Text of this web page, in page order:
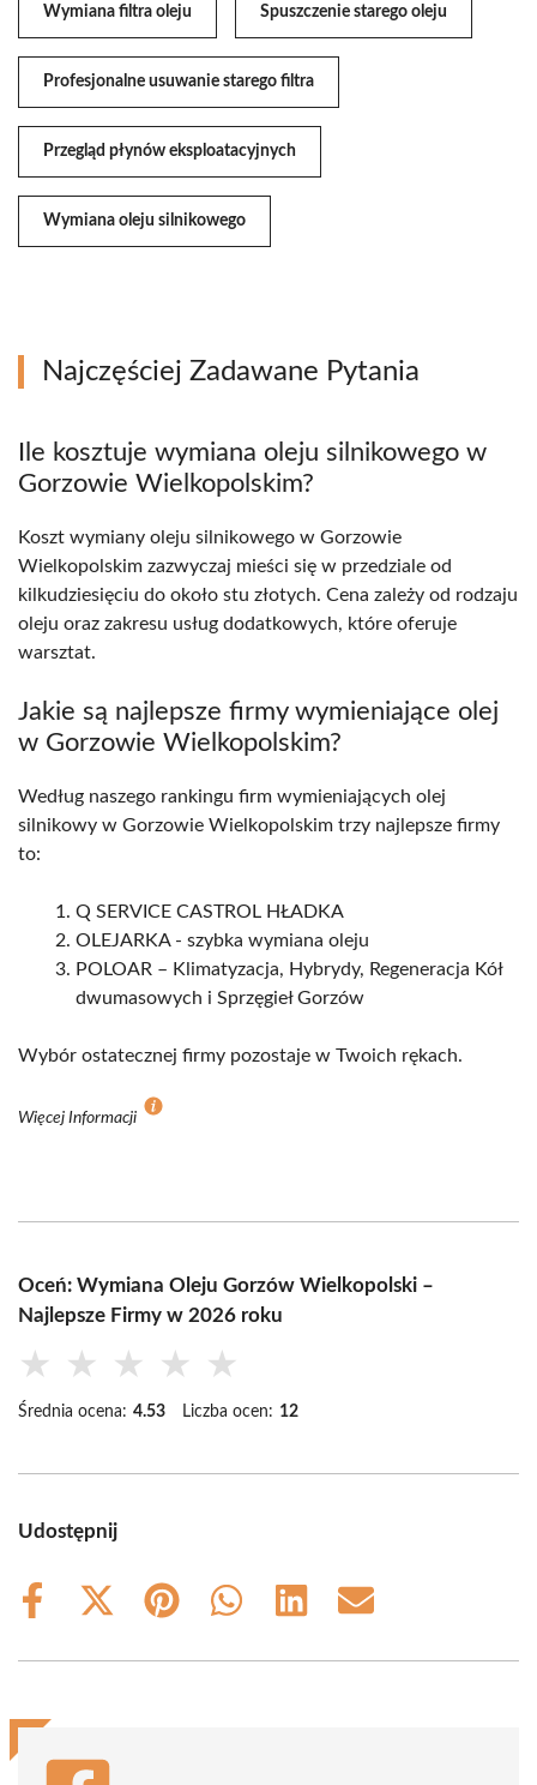
Wymiana filtra oleju Spuszczenie starego oleju
Profesjonalne usuwanie starego filtra
Przegląd płynów eksploatacyjnych
Wymiana oleju silnikowego
Najczęściej Zadawane Pytania
Ile kosztuje wymiana oleju silnikowego w
Gorzowie Wielkopolskim?
Koszt wymiany oleju silnikowego w Gorzowie
Wielkopolskim zazwyczaj mieści się w przedziale od
kilkudziesięciu do około stu złotych. Cena zależy od rodzaju
oleju oraz zakresu usług dodatkowych, które oferuje
warsztat.
Jakie są najlepsze firmy wymieniające olej
w Gorzowie Wielkopolskim?
Według naszego rankingu firm wymieniających olej
silnikowy w Gorzowie Wielkopolskim trzy najlepsze firmy
to:
Q SERVICE CASTROL HŁADKA
OLEJARKA - szybka wymiana oleju
POLOAR – Klimatyzacja, Hybrydy, Regeneracja Kół
dwumasowych i Sprzęgieł Gorzów
Wybór ostatecznej firmy pozostaje w Twoich rękach.
Więcej Informacji
Oceń: Wymiana Oleju Gorzów Wielkopolski –
Najlepsze Firmy w 2026 roku
★ ★ ★ ★ ★
Średnia ocena: 4.53 Liczba ocen: 12
Udostępnij
Share
Share
(Twitter)
Share
Share
Share
Share